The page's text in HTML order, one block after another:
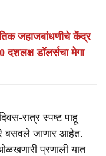
जहाजबांधणीचे केंद्र
दशलक्ष डॉलर्सचा मेगा
रात्र स्पष्ट पाहू
बसवले जाणार आहेत.
प्रणाली यात